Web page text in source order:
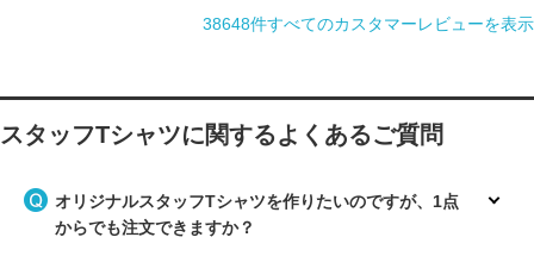
38648件すべてのカスタマーレビューを表示
スタッフTシャツに関するよくあるご質問
オリジナルスタッフTシャツを作りたいのですが、1点
からでも注文できますか？